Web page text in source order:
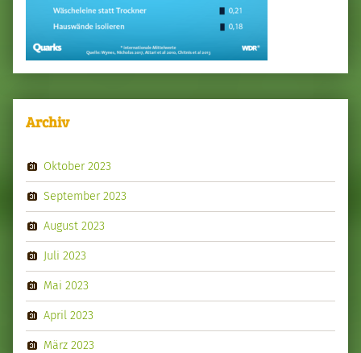
Archiv
Oktober 2023
September 2023
August 2023
Juli 2023
Mai 2023
April 2023
März 2023